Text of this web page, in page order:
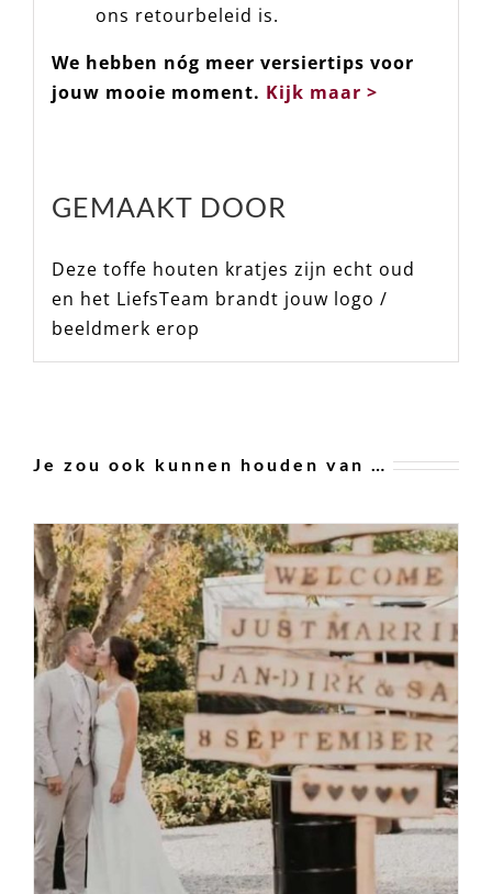
ons retourbeleid is.
We hebben nóg meer versiertips voor
jouw mooie moment. Kijk maar >
GEMAAKT DOOR
Deze toffe houten kratjes zijn echt oud
en het LiefsTeam brandt jouw logo /
beeldmerk erop
Je zou ook kunnen houden van …